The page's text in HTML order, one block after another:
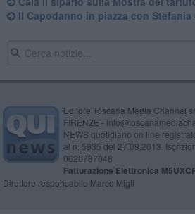
Il Capodanno in piazza con Stefania
Editore Toscana Media Channel
FIRENZE -
NEWS quotidiano on line
al n. 5935 del 27.09.2013.
0620787048
Fatturazione Elettronica
Direttore responsabile Marco Migli